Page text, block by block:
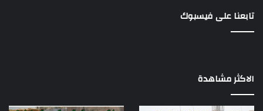
تابعنا على فيسبوك
الاكثر مشاهدة